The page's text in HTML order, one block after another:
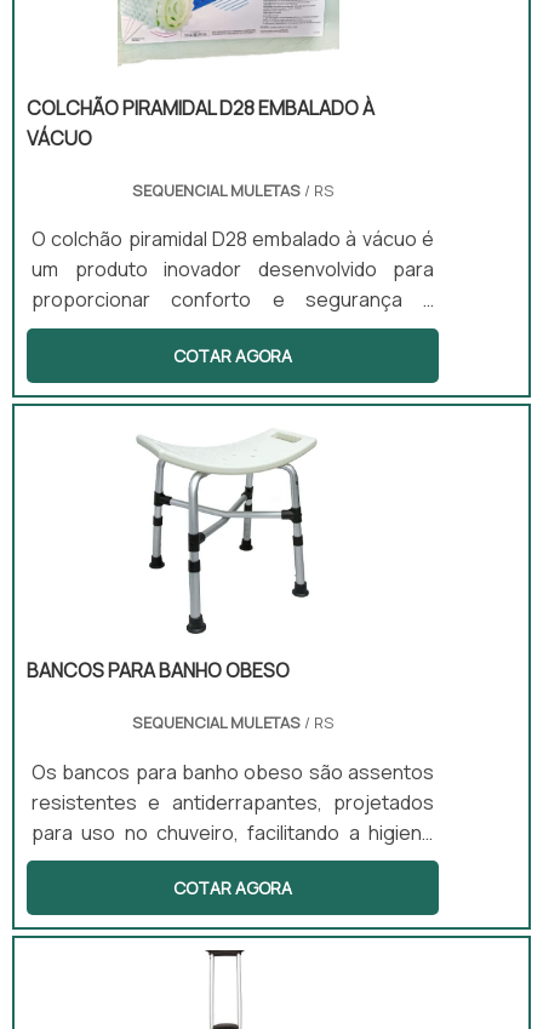
COLCHÃO PIRAMIDAL D28 EMBALADO À
VÁCUO
SEQUENCIAL MULETAS/ RS
O colchão piramidal D28 embalado à vácuo é
um produto inovador desenvolvido para
proporcionar conforto e segurança a
pacientes acamados. Com uma superfície
em formato piramidal, esse colchão distribui
melhor a pressão do corpo, prevenindo
É uma solução ideal para uso em hospitais,
asilos e domicílios, onde o cuidado com a
saúde e o bem-estar dos pacientes é
COTAR AGORA
BANCOS PARA BANHO OBESO
SEQUENCIAL MULETAS/ RS
Os bancos para banho obeso são assentos
resistentes e antiderrapantes, projetados
para uso no chuveiro, facilitando a higiene
pessoal com segurança. Este produto é ideal
para pessoas com mobilidade limitada ou em
recuperação, pois reduz o risco de quedas
no banheiro. Disponíveis em versões com ou
COTAR AGORA